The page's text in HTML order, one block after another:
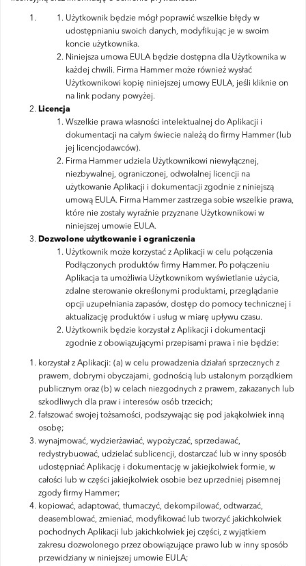
Użytkownik będzie mógł poprawić wszelkie błędy w
udostępnianiu swoich danych, modyfikując je w swoim
koncie użytkownika.
Niniejsza umowa EULA będzie dostępna dla Użytkownika w
każdej chwili. Firma Hammer może również wysłać
Użytkownikowi kopię niniejszej umowy EULA, jeśli kliknie on
na link podany powyżej.
Licencja
Wszelkie prawa własności intelektualnej do Aplikacji i
dokumentacji na całym świecie należą do firmy Hammer (lub
jej licencjodawców).
Firma Hammer udziela Użytkownikowi niewyłącznej,
niezbywalnej, ograniczonej, odwołalnej licencji na
użytkowanie Aplikacji i dokumentacji zgodnie z niniejszą
umową EULA. Firma Hammer zastrzega sobie wszelkie prawa,
które nie zostały wyraźnie przyznane Użytkownikowi w
niniejszej umowie EULA.
Dozwolone użytkowanie i ograniczenia
Użytkownik może korzystać z Aplikacji w celu połączenia
Podłączonych produktów firmy Hammer. Po połączeniu
Aplikacja ta umożliwia Użytkownikom wyświetlanie użycia,
zdalne sterowanie określonymi produktami, przeglądanie
opcji uzupełniania zapasów, dostęp do pomocy technicznej i
aktualizację produktów i usług w miarę upływu czasu.
Użytkownik będzie korzystał z Aplikacji i dokumentacji
zgodnie z obowiązującymi przepisami prawa i nie będzie:
korzystał z Aplikacji: (a) w celu prowadzenia działań sprzecznych z
prawem, dobrymi obyczajami, godnością lub ustalonym porządkiem
publicznym oraz (b) w celach niezgodnych z prawem, zakazanych lub
szkodliwych dla praw i interesów osób trzecich;
fałszować swojej tożsamości, podszywając się pod jakąkolwiek inną
osobę;
wynajmować, wydzierżawiać, wypożyczać, sprzedawać,
redystrybuować, udzielać sublicencji, dostarczać lub w inny sposób
udostępniać Aplikację i dokumentację w jakiejkolwiek formie, w
całości lub w części jakiejkolwiek osobie bez uprzedniej pisemnej
zgody firmy Hammer;
kopiować, adaptować, tłumaczyć, dekompilować, odtwarzać,
deasemblować, zmieniać, modyfikować lub tworzyć jakichkolwiek
pochodnych Aplikacji lub jakichkolwiek jej części, z wyjątkiem
zakresu dozwolonego przez obowiązujące prawo lub w inny sposób
przewidziany w niniejszej umowie EULA;